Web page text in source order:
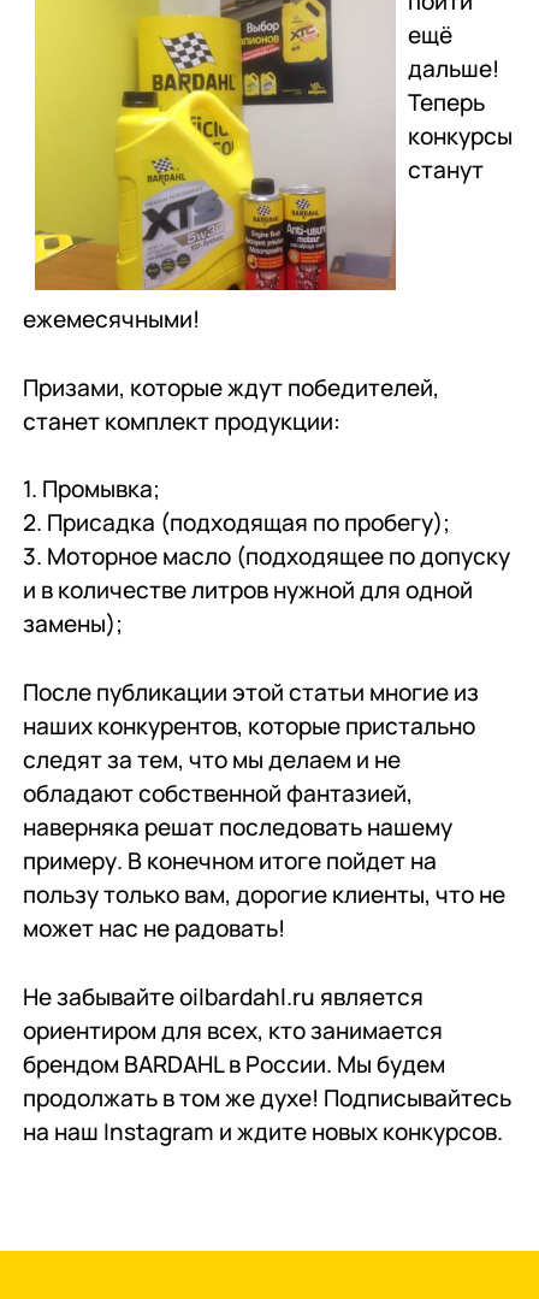
ещё
дальше!
Теперь
конкурсы
станут
ежемесячными!
Призами, которые ждут победителей,
станет комплект продукции:
1. Промывка;
2. Присадка (подходящая по пробегу);
3. Моторное масло (подходящее по допуску
и в количестве литров нужной для одной
замены);
После публикации этой статьи многие из
наших конкурентов, которые пристально
следят за тем, что мы делаем и не
обладают собственной фантазией,
наверняка решат последовать нашему
примеру. В конечном итоге пойдет на
пользу только вам, дорогие клиенты, что не
может нас не радовать!
Не забывайте oilbardahl.ru является
ориентиром для всех, кто занимается
брендом BARDAHL в России. Мы будем
продолжать в том же духе! Подписывайтесь
на наш Instagram и ждите новых конкурсов.